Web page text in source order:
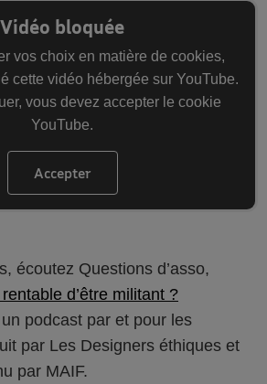
Vidéo bloquée
vos choix en matière de cookies,
cette vidéo hébergée sur YouTube.
vous devez accepter le cookie
YouTube.
Accepter
les cookies YouTube
écoutez Questions d’asso,
d’être militant ?
podcast par et pour les
par Les Designers éthiques et
par MAIF.